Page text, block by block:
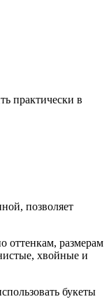
практически в
позволяет
оттенкам, размерам
хвойные и
букеты